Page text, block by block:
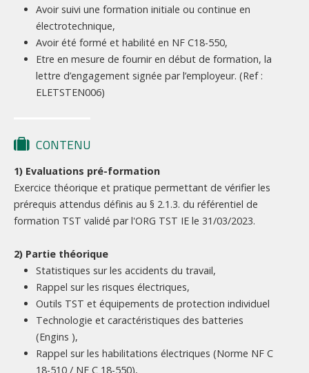
Avoir suivi une formation initiale ou continue en
électrotechnique,
Avoir été formé et habilité en NF C18-550,
Etre en mesure de fournir en début de formation, la
lettre d’engagement signée par l’employeur. (Ref :
ELETSTEN006)
CONTENU
1) Evaluations pré-formation
Exercice théorique et pratique permettant de vérifier les
prérequis attendus définis au § 2.1.3. du référentiel de
formation TST validé par l'ORG TST IE le 31/03/2023.
2) Partie théorique
Statistiques sur les accidents du travail,
Rappel sur les risques électriques,
Outils TST et équipements de protection individuel
Technologie et caractéristiques des batteries
(Engins ),
Rappel sur les habilitations électriques (Norme NF C
18-510 / NF C 18-550),